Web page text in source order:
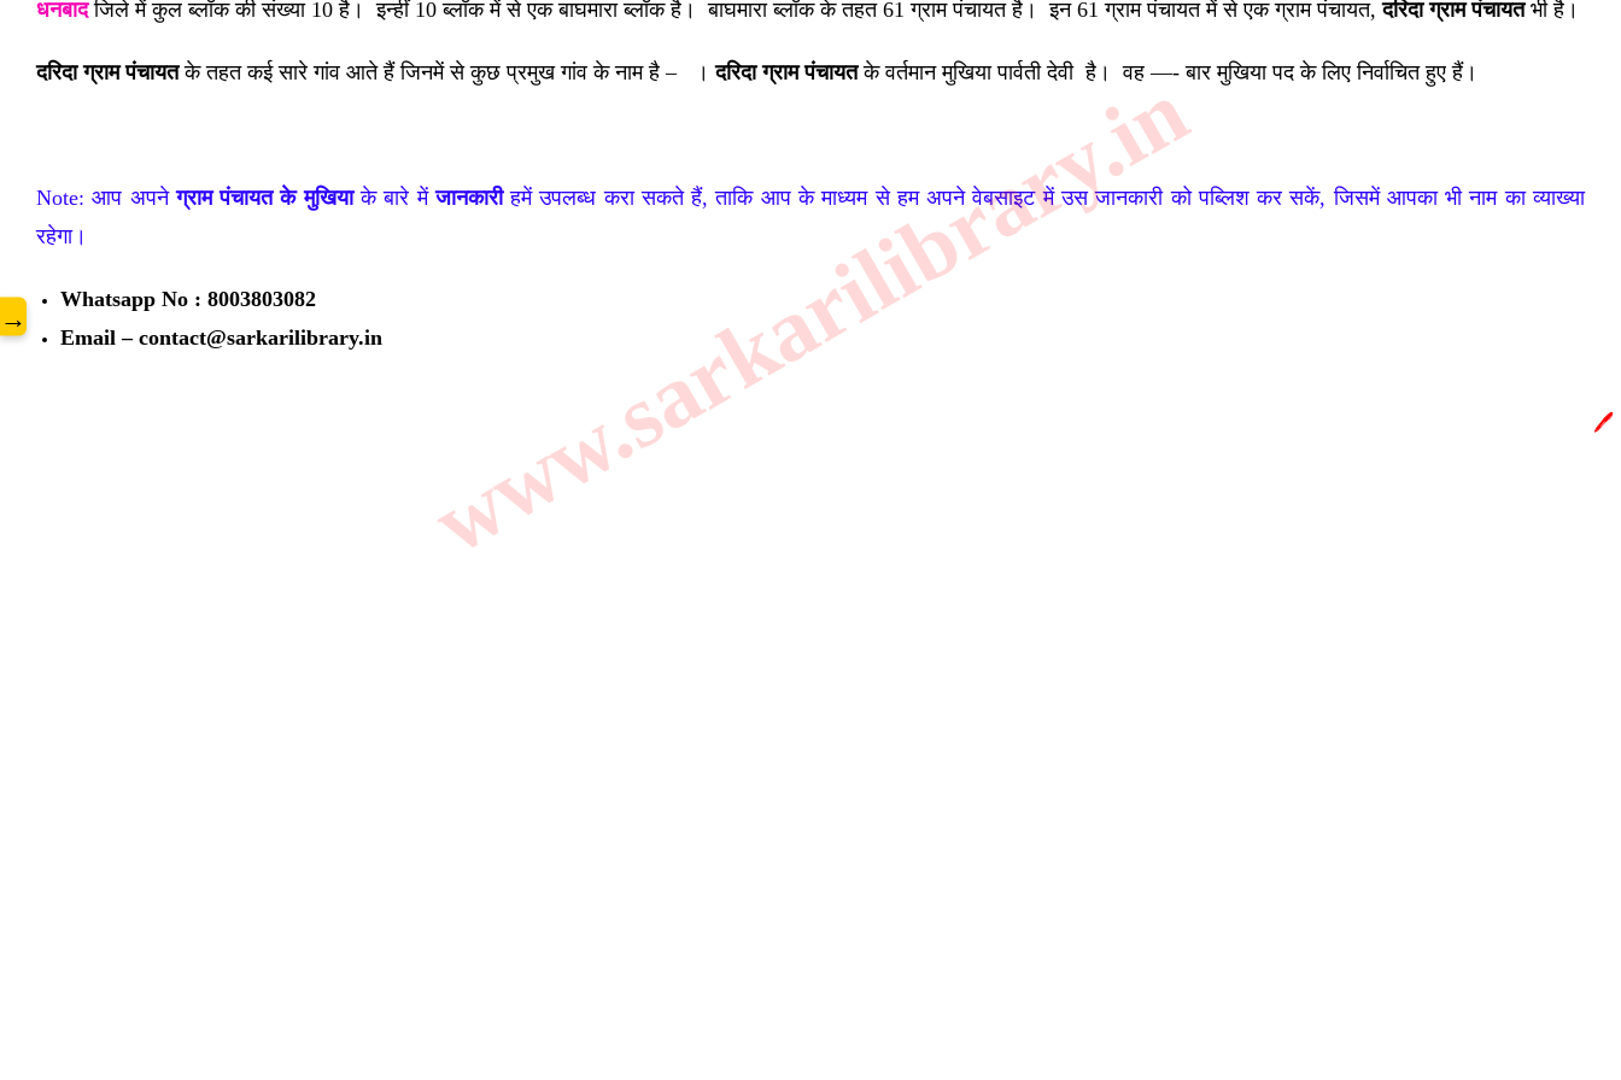
धनबादजिले में कुल ब्लॉक की संख्या 10 है। इन्हीं 10 ब्लॉक में से एक बाघमारा ब्लॉक है। बाघमारा ब्लॉक के तहत 61 ग्राम पंचायत है। इन 61 ग्राम पंचायत में से एक ग्राम पंचायत,दरिदा ग्राम पंचायतभी है।
दरिदा ग्राम पंचायतके तहत कई सारे गांव आते हैं जिनमें से कुछ प्रमुख गांव के नाम है – ।दरिदा ग्राम पंचायतके वर्तमान मुखिया पार्वती देवीहै। वह —- बार मुखिया पद के लिए निर्वाचित हुए हैं।
Note: आप अपनेग्राम पंचायत के मुखियाके बारे मेंजानकारीहमें उपलब्ध करा सकते हैं, ताकि आप के माध्यम से हम अपने वेबसाइट में उस जानकारी को पब्लिश कर सकें, जिसमें आपका भी नाम का व्याख्या
रहेगा।
Whatsapp No : 8003803082
Email – contact@sarkarilibrary.in
www.sarkarilibrary.in
→
🖊️